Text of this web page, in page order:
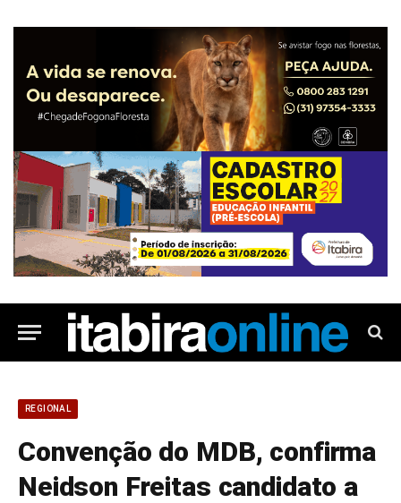
REGIONAL
Convenção do MDB, confirma
Neidson Freitas candidato a